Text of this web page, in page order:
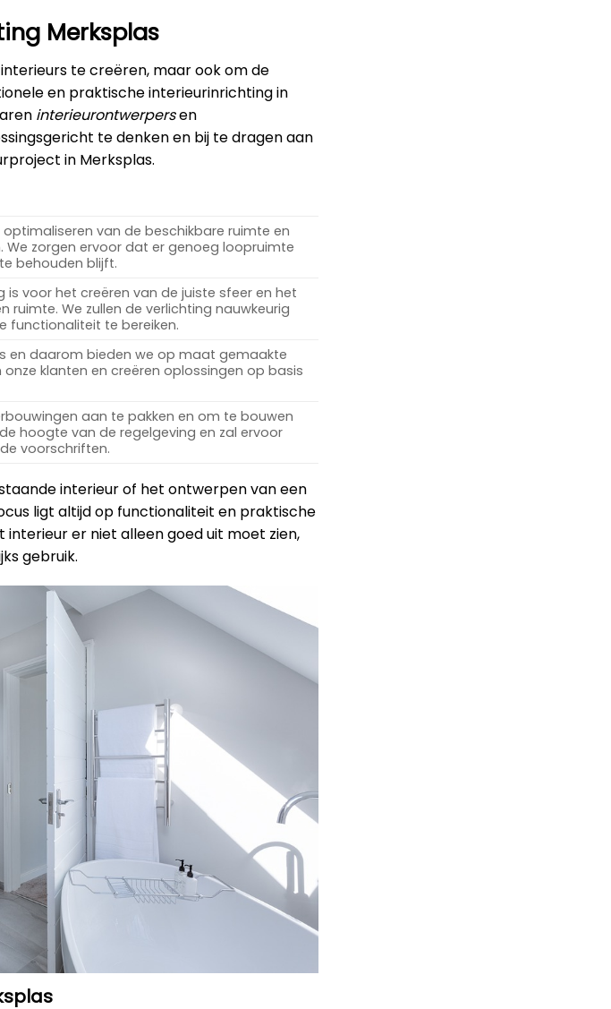
Merksplas
te creëren, maar ook om de
en praktische interieurinrichting in
interieurontwerpersen
te denken en bij te dragen aan
in Merksplas.
van de beschikbare ruimte en
zorgen ervoor dat er genoeg loopruimte
behouden blijft.
voor het creëren van de juiste sfeer en het
ruimte. We zullen de verlichting nauwkeurig
functionaliteit te bereiken.
en daarom bieden we op maat gemaakte
klanten en creëren oplossingen op basis
aan te pakken en om te bouwen
hoogte van de regelgeving en zal ervoor
voorschriften.
interieur of het ontwerpen van een
ligt altijd op functionaliteit en praktische
er niet alleen goed uit moet zien,
gebruik.